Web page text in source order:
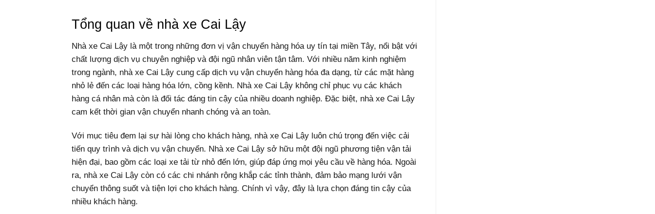
Tổng quan về nhà xe Cai Lậy
Nhà xe Cai Lậy là một trong những đơn vị vận chuyển hàng hóa uy tín tại miền Tây, nổi bật với
chất lượng dịch vụ chuyên nghiệp và đội ngũ nhân viên tận tâm. Với nhiều năm kinh nghiệm
trong ngành, nhà xe Cai Lậy cung cấp dịch vụ vận chuyển hàng hóa đa dạng, từ các mặt hàng
nhỏ lẻ đến các loại hàng hóa lớn, cồng kềnh. Nhà xe Cai Lậy không chỉ phục vụ các khách
hàng cá nhân mà còn là đối tác đáng tin cậy của nhiều doanh nghiệp. Đặc biệt, nhà xe Cai Lậy
cam kết thời gian vận chuyển nhanh chóng và an toàn.
Với mục tiêu đem lại sự hài lòng cho khách hàng, nhà xe Cai Lậy luôn chú trọng đến việc cải
tiến quy trình và dịch vụ vận chuyển. Nhà xe Cai Lậy sở hữu một đội ngũ phương tiện vận tải
hiện đại, bao gồm các loại xe tải từ nhỏ đến lớn, giúp đáp ứng mọi yêu cầu về hàng hóa. Ngoài
ra, nhà xe Cai Lậy còn có các chi nhánh rộng khắp các tỉnh thành, đảm bảo mạng lưới vận
chuyển thông suốt và tiện lợi cho khách hàng. Chính vì vậy, đây là lựa chọn đáng tin cậy của
nhiều khách hàng.